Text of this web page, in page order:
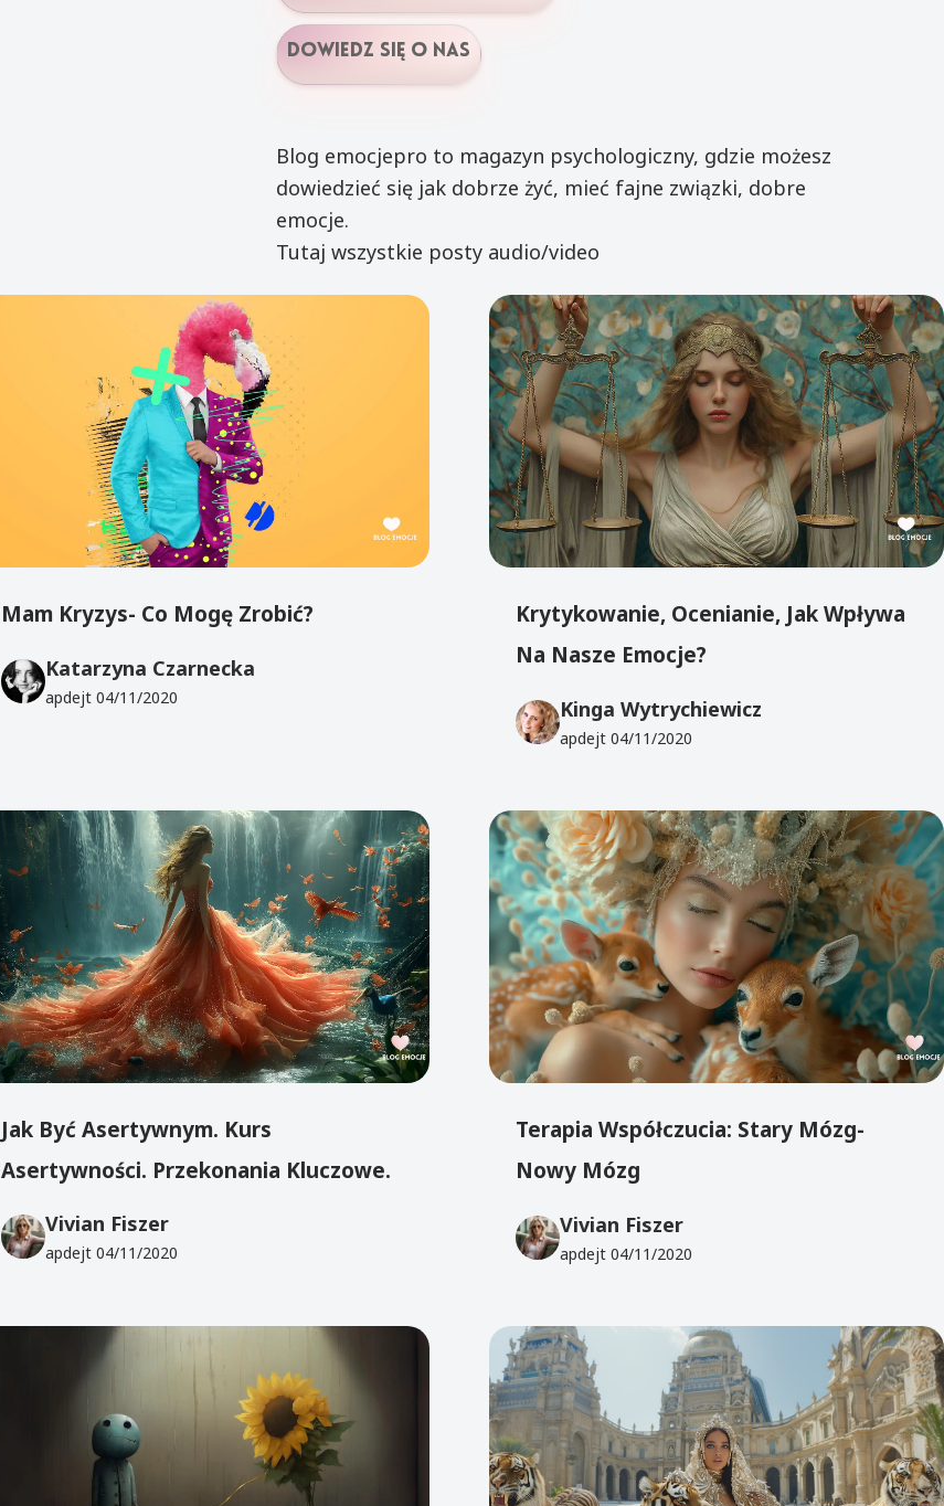
dowiedz się o nas
Blog emocjepro to magazyn psychologiczny, gdzie możesz
dowiedzieć się jak dobrze żyć, mieć fajne związki, dobre
emocje.
Tutaj wszystkie posty audio/video
Mam Kryzys- Co Mogę Zrobić?
Katarzyna Czarnecka
apdejt04/11/2020
Krytykowanie, Ocenianie, Jak Wpływa
Na Nasze Emocje?
Kinga Wytrychiewicz
apdejt04/11/2020
Jak Być Asertywnym. Kurs
Asertywności. Przekonania Kluczowe.
Vivian Fiszer
apdejt04/11/2020
Terapia Współczucia: Stary Mózg-
Nowy Mózg
Vivian Fiszer
apdejt04/11/2020